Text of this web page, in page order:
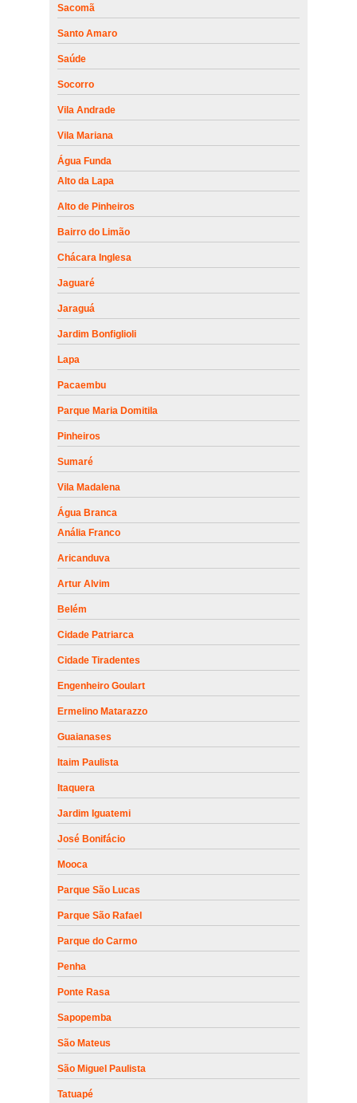
Sacomã
Santo Amaro
Saúde
Socorro
Vila Andrade
Vila Mariana
Água Funda
Alto da Lapa
Alto de Pinheiros
Bairro do Limão
Chácara Inglesa
Jaguaré
Jaraguá
Jardim Bonfiglioli
Lapa
Pacaembu
Parque Maria Domitila
Pinheiros
Sumaré
Vila Madalena
Água Branca
Anália Franco
Aricanduva
Artur Alvim
Belém
Cidade Patriarca
Cidade Tiradentes
Engenheiro Goulart
Ermelino Matarazzo
Guaianases
Itaim Paulista
Itaquera
Jardim Iguatemi
José Bonifácio
Mooca
Parque São Lucas
Parque São Rafael
Parque do Carmo
Penha
Ponte Rasa
Sapopemba
São Mateus
São Miguel Paulista
Tatuapé